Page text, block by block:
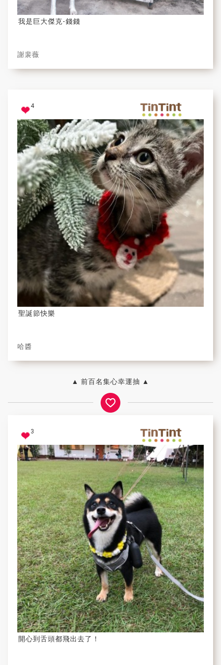
我是巨大傑克-錢錢
謝裴薇
4
聖誕節快樂
哈醬
▲ 前百名集心幸運抽 ▲
3
開心到舌頭都飛出去了！